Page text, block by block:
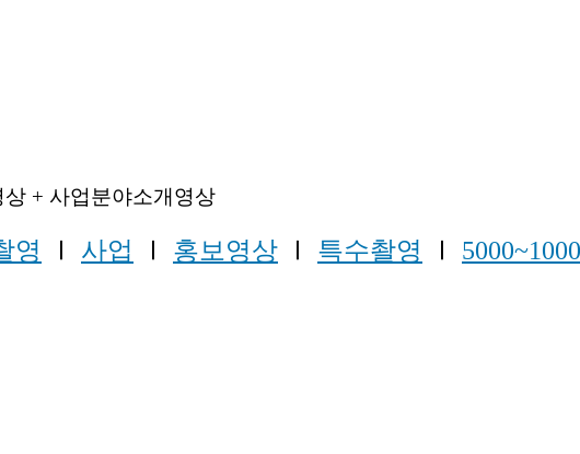
+ 사업분야소개영상
영 Ⅰ 사업 Ⅰ 홍보영상 Ⅰ 특수촬영 Ⅰ